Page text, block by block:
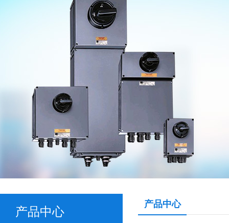
产品中心
产品中心